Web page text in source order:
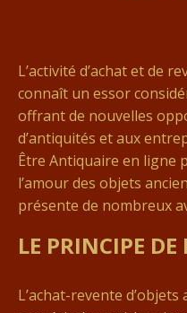
L’activité d’achat et de
connaît un essor
offrant de nouvelles
d’antiquités et aux
Être Antiquaire en ligne
l’amour des objets
présente de nombreux
LE PRINCIPE DE
L’achat-revente